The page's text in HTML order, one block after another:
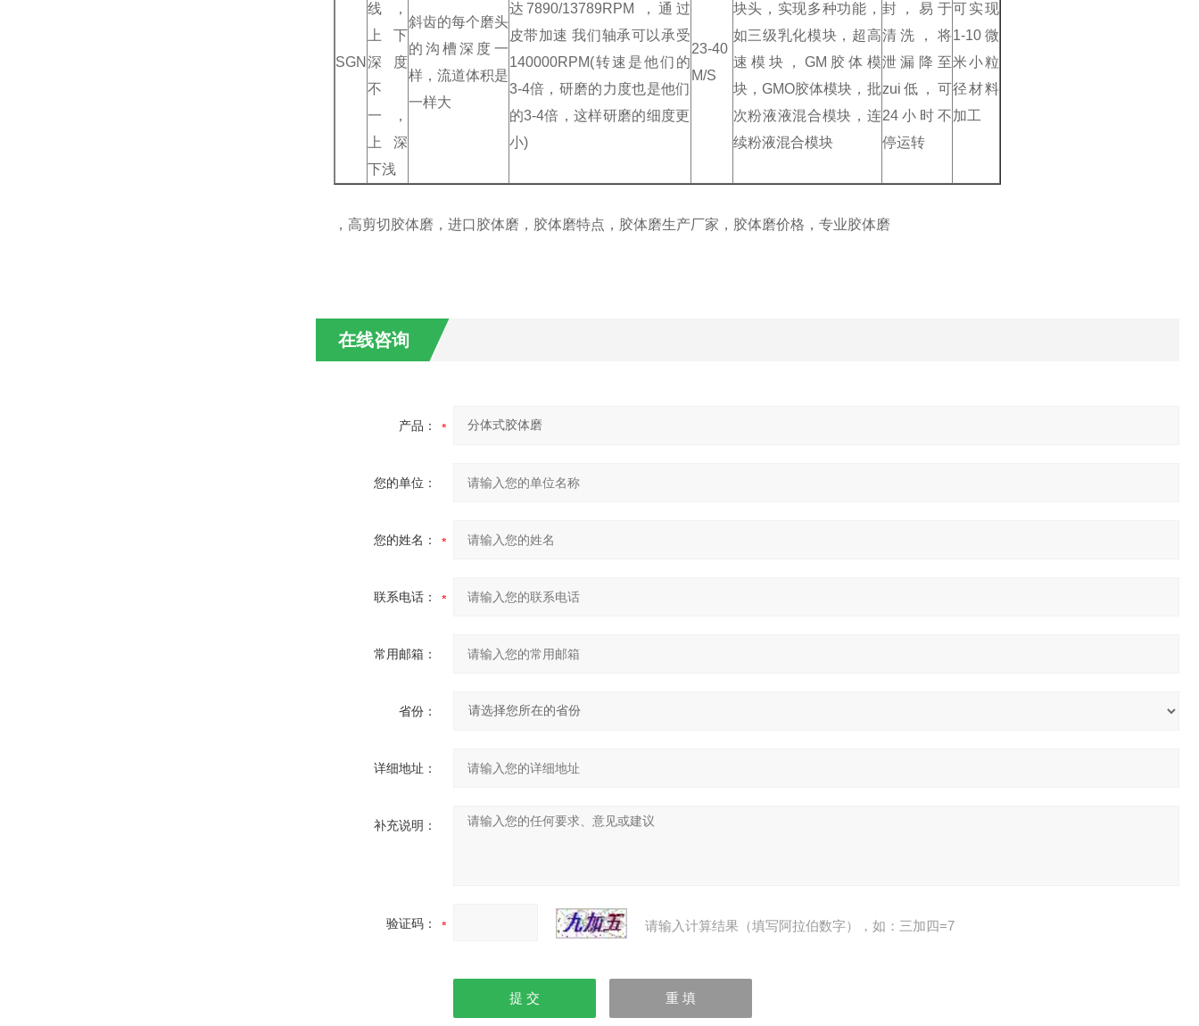
SGN
线，
上下
深度
不
一，
上深
下浅
斜齿的每个磨头
的沟槽深度一
样，流道体积是
一样大
达7890/13789RPM ，通过
皮带加速 我们轴承可以承受
140000RPM(转速是他们的
3-4倍，研磨的力度也是他们
的3-4倍，这样研磨的细度更
小)
23-40
M/S
块头，实现多种功能，
如三级乳化模块，超高
速模块，GM胶体模
块，GMO胶体模块，批
次粉液液混合模块，连
续粉液混合模块
封，易于
清洗，将
泄漏降至
zui低，可
24小时不
停运转
可实现
1-10微
米小粒
径材料
加工
，高剪切胶体磨，进口胶体磨，胶体磨特点，胶体磨生产厂家，胶体磨价格，专业胶体磨
在线咨询
产品：
您的单位：
您的姓名：
联系电话：
常用邮箱：
省份：
详细地址：
补充说明：
验证码： 请输入计算结果（填写阿拉伯数字），如：三加四=7